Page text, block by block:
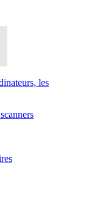
les